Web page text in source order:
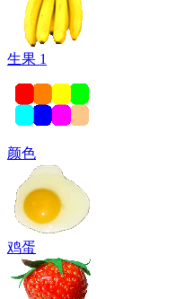
生果 1
颜色
鸡蛋